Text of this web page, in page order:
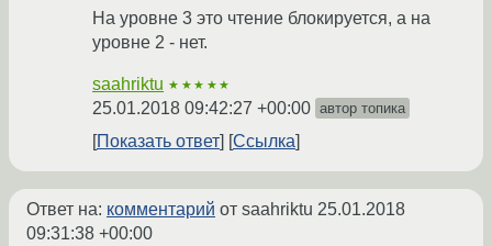
На уровне 3 это чтение блокируется, а на
уровне 2 - нет.
saahriktu ★★★★★
25.01.2018 09:42:27 +00:00 автор топика
Показать ответ Ссылка
Ответ на: комментарий от saahriktu 25.01.2018
09:31:38 +00:00